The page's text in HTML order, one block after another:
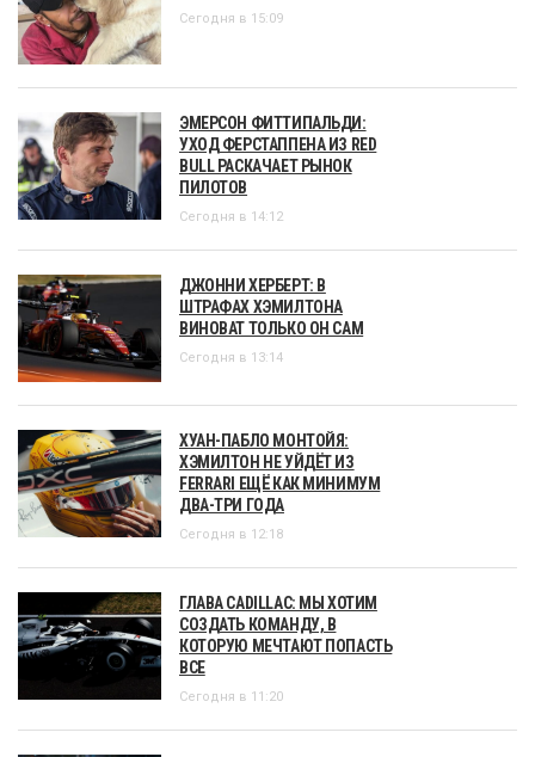
Сегодня в 15:09
ЭМЕРСОН ФИТТИПАЛЬДИ:
УХОД ФЕРСТАППЕНА ИЗ RED
BULL РАСКАЧАЕТ РЫНОК
ПИЛОТОВ
Сегодня в 14:12
ДЖОННИ ХЕРБЕРТ: В
ШТРАФАХ ХЭМИЛТОНА
ВИНОВАТ ТОЛЬКО ОН САМ
Сегодня в 13:14
ХУАН-ПАБЛО МОНТОЙЯ:
ХЭМИЛТОН НЕ УЙДЁТ ИЗ
FERRARI ЕЩЁ КАК МИНИМУМ
ДВА-ТРИ ГОДА
Сегодня в 12:18
ГЛАВА CADILLAC: МЫ ХОТИМ
СОЗДАТЬ КОМАНДУ, В
КОТОРУЮ МЕЧТАЮТ ПОПАСТЬ
ВСЕ
Сегодня в 11:20